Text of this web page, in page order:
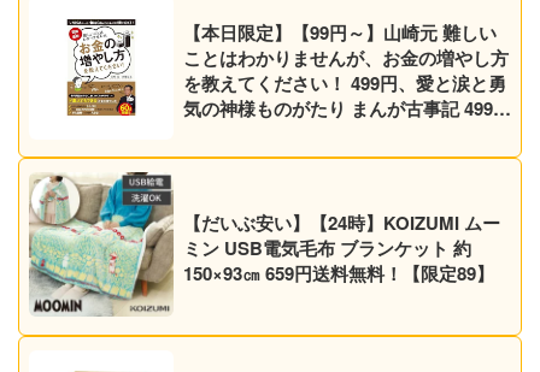
【本日限定】【99円～】山崎元 難しい
ことはわかりませんが、お金の増やし方
を教えてください！ 499円、愛と涙と勇
気の神様ものがたり まんが古事記 499円
【だいぶ安い】【24時】KOIZUMI ムー
ミン USB電気毛布 ブランケット 約
150×93㎝ 659円送料無料！【限定89】